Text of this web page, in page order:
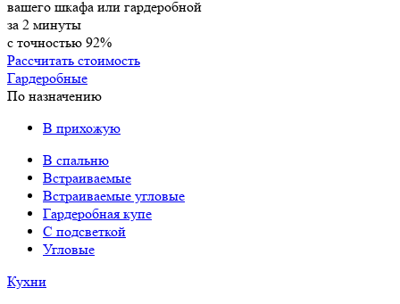
вашего шкафа или гардеробной
за 2 минуты
с точностью 92%
Рассчитать стоимость
Гардеробные
По назначению
В прихожую
В спальню
Встраиваемые
Встраиваемые угловые
Гардеробная купе
С подсветкой
Угловые
Кухни